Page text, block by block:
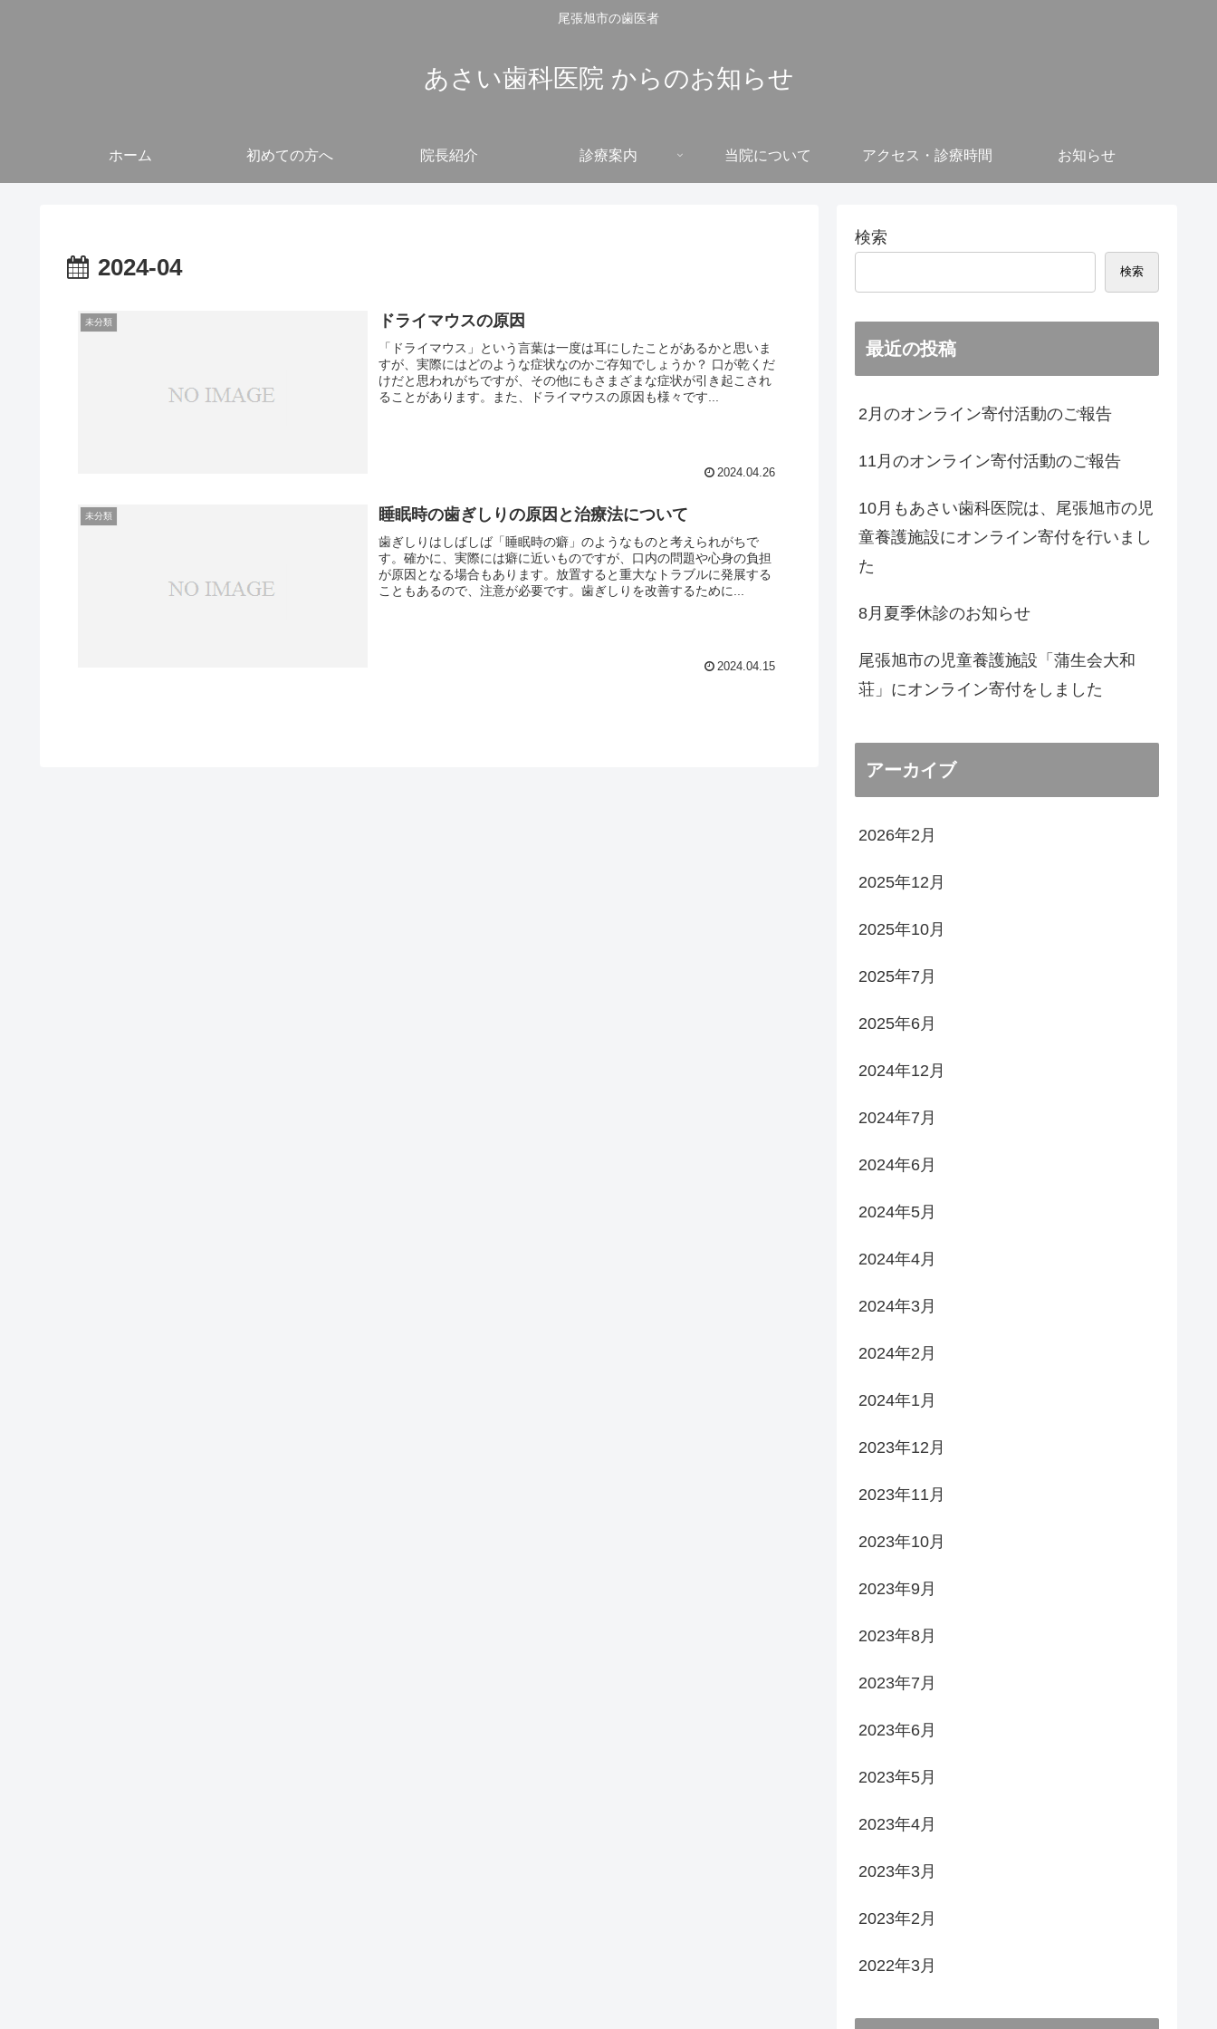
尾張旭市の歯医者
あさい歯科医院 からのお知らせ
ホーム 初めての方へ 院長紹介 診療案内 当院について アクセス・診療時間 お知らせ
2024-04
未分類 ドライマウスの原因
「ドライマウス」という言葉は一度は耳にしたことがあるかと思いま
すが、実際にはどのような症状なのかご存知でしょうか？ 口が乾くだ
けだと思われがちですが、その他にもさまざまな症状が引き起こされ
ることがあります。また、ドライマウスの原因も様々です...
2024.04.26
未分類 睡眠時の歯ぎしりの原因と治療法について
歯ぎしりはしばしば「睡眠時の癖」のようなものと考えられがちで
す。確かに、実際には癖に近いものですが、口内の問題や心身の負担
が原因となる場合もあります。放置すると重大なトラブルに発展する
こともあるので、注意が必要です。歯ぎしりを改善するために...
2024.04.15
検索
検索
最近の投稿
2月のオンライン寄付活動のご報告
11月のオンライン寄付活動のご報告
10月もあさい歯科医院は、尾張旭市の児
童養護施設にオンライン寄付を行いまし
た
8月夏季休診のお知らせ
尾張旭市の児童養護施設「蒲生会大和
荘」にオンライン寄付をしました
アーカイブ
2026年2月
2025年12月
2025年10月
2025年7月
2025年6月
2024年12月
2024年7月
2024年6月
2024年5月
2024年4月
2024年3月
2024年2月
2024年1月
2023年12月
2023年11月
2023年10月
2023年9月
2023年8月
2023年7月
2023年6月
2023年5月
2023年4月
2023年3月
2023年2月
2022年3月